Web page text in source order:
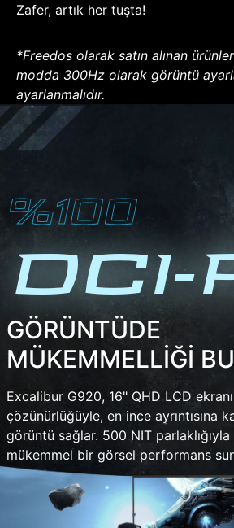
Zafer, artık her tuşta!
*Freedos olarak satın alınan
modda 300Hz olarak görüntü
ayarlanmalıdır.
%100
DCI-
GÖRÜNTÜDE
MÜKEMMELLİĞİ
Excalibur G920, 16" QHD LCD
çözünürlüğüyle, en ince ayrıntısına
görüntü sağlar. 500 NIT
mükemmel bir görsel performans